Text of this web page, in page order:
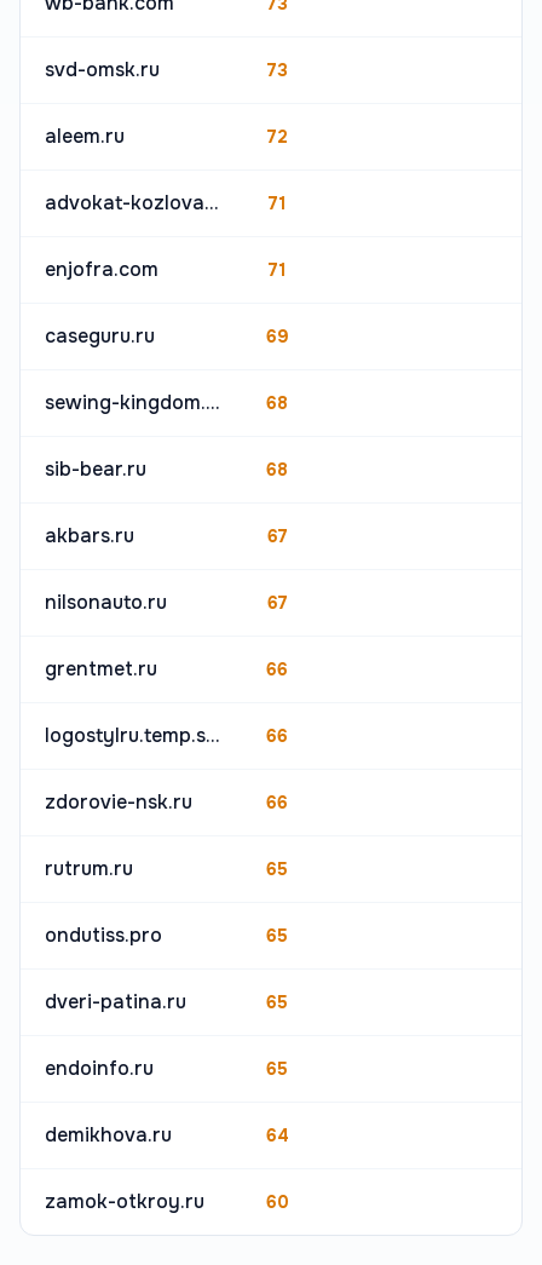
svd-omsk.ru 73
aleem.ru 72
advokat-kozlova.ru 71
enjofra.com 71
caseguru.ru 69
sewing-kingdom.ru 68
sib-bear.ru 68
akbars.ru 67
nilsonauto.ru 67
grentmet.ru 66
logostylru.temp.swtest.ru 66
zdorovie-nsk.ru 66
rutrum.ru 65
ondutiss.pro 65
dveri-patina.ru 65
endoinfo.ru 65
demikhova.ru 64
zamok-otkroy.ru 60